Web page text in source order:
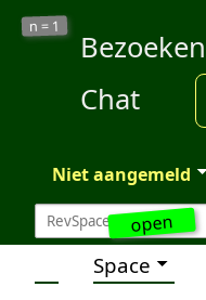
open
n = 1
Bezoeken
Chat
Niet aangemeld
Space